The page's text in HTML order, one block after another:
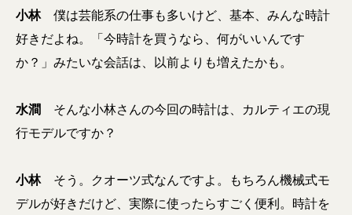
小林僕は芸能系の仕事も多いけど、基本、みんな時計
好きだよね。「今時計を買うなら、何がいいんです
か？」みたいな会話は、以前よりも増えたかも。
水澗
そんな小林さんの今回の時計は、カルティエの現
行モデルですか？
小林そう。クオーツ式なんですよ。もちろん機械式モ
デルが好きだけど、実際に使ったらすごく便利。時計を